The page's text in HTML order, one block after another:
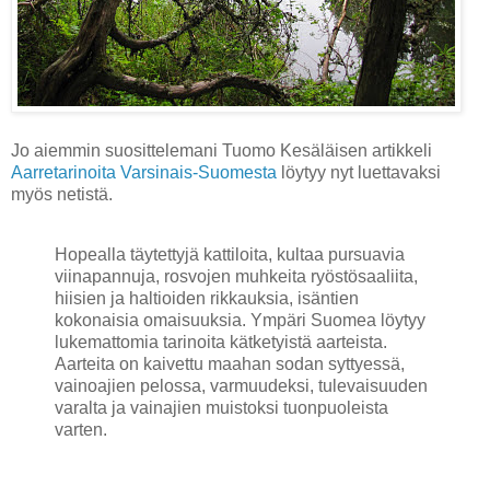
Jo aiemmin suosittelemani Tuomo Kesäläisen artikkeli
Aarretarinoita Varsinais-Suomesta löytyy nyt luettavaksi
myös netistä.
Hopealla täytettyjä kattiloita, kultaa pursuavia
viinapannuja, rosvojen muhkeita ryöstösaaliita,
hiisien ja haltioiden rikkauksia, isäntien
kokonaisia omaisuuksia. Ympäri Suomea löytyy
lukemattomia tarinoita kätketyistä aarteista.
Aarteita on kaivettu maahan sodan syttyessä,
vainoajien pelossa, varmuudeksi, tulevaisuuden
varalta ja vainajien muistoksi tuonpuoleista
varten.